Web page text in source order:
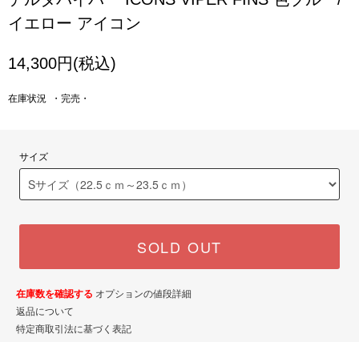
イエロー アイコン
14,300円(税込)
在庫状況 ・完売・
サイズ
SOLD OUT
在庫数を確認する オプションの値段詳細
返品について
特定商取引法に基づく表記